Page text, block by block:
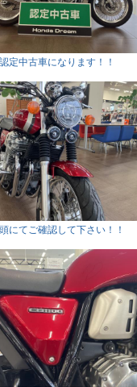
定中古車になります！！
にてご確認して下さい！！